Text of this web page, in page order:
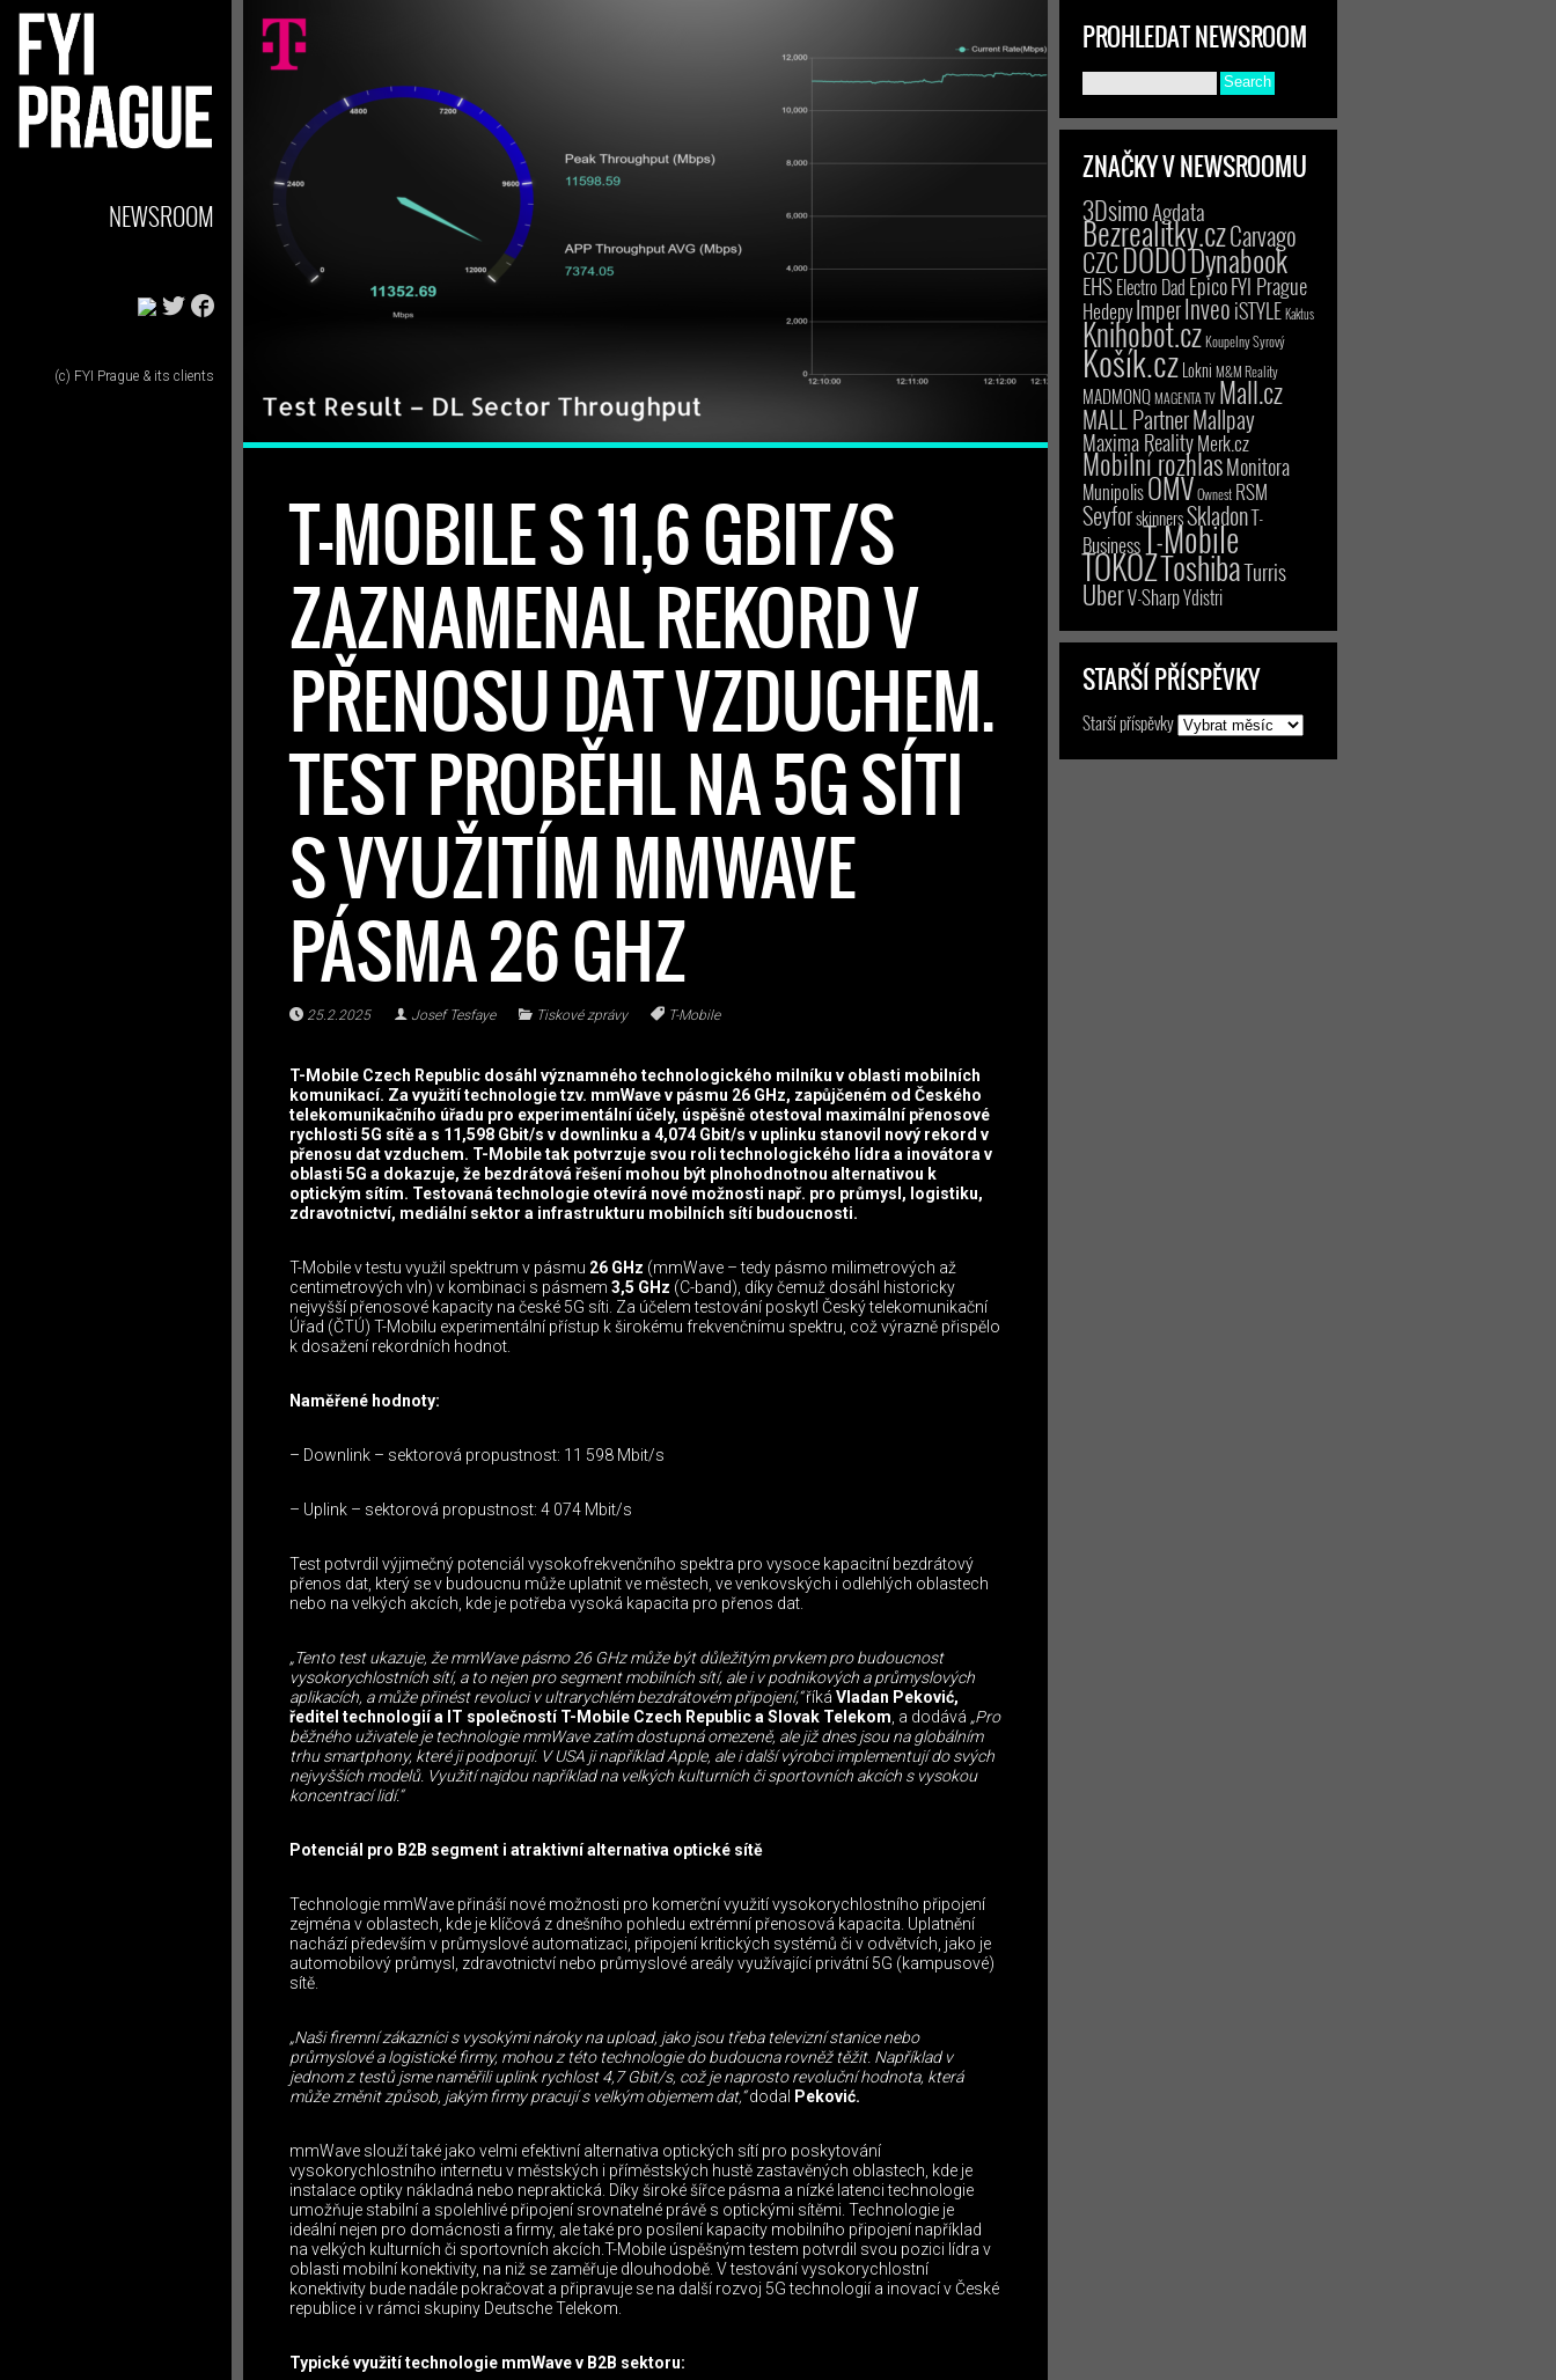
NEWSROOM
(c) FYI Prague & its clients
T-MOBILE S 11,6 GBIT/S
ZAZNAMENAL REKORD V
PŘENOSU DAT VZDUCHEM.
TEST PROBĚHL NA 5G SÍTI
S VYUŽITÍM MMWAVE
PÁSMA 26 GHZ
25.2.2025 Josef Tesfaye Tiskové zprávy T-Mobile
T-Mobile Czech Republic dosáhl významného technologického milníku v oblasti mobilních
komunikací. Za využití technologie tzv. mmWave v pásmu 26 GHz, zapůjčeném od Českého
telekomunikačního úřadu pro experimentální účely, úspěšně otestoval maximální přenosové
rychlosti 5G sítě a s 11,598 Gbit/s v downlinku a 4,074 Gbit/s v uplinku stanovil nový rekord v
přenosu dat vzduchem. T-Mobile tak potvrzuje svou roli technologického lídra a inovátora v
oblasti 5G a dokazuje, že bezdrátová řešení mohou být plnohodnotnou alternativou k
optickým sítím. Testovaná technologie otevírá nové možnosti např. pro průmysl, logistiku,
zdravotnictví, mediální sektor a infrastrukturu mobilních sítí budoucnosti.
T-Mobile v testu využil spektrum v pásmu 26 GHz (mmWave – tedy pásmo milimetrových až
centimetrových vln) v kombinaci s pásmem 3,5 GHz (C-band), díky čemuž dosáhl historicky
nejvyšší přenosové kapacity na české 5G síti. Za účelem testování poskytl Český telekomunikační
Úřad (ČTÚ) T-Mobilu experimentální přístup k širokému frekvenčnímu spektru, což výrazně přispělo
k dosažení rekordních hodnot.
Naměřené hodnoty:
– Downlink – sektorová propustnost: 11 598 Mbit/s
– Uplink – sektorová propustnost: 4 074 Mbit/s
Test potvrdil výjimečný potenciál vysokofrekvenčního spektra pro vysoce kapacitní bezdrátový
přenos dat, který se v budoucnu může uplatnit ve městech, ve venkovských i odlehlých oblastech
nebo na velkých akcích, kde je potřeba vysoká kapacita pro přenos dat.
„Tento test ukazuje, že mmWave pásmo 26 GHz může být důležitým prvkem pro budoucnost
vysokorychlostních sítí, a to nejen pro segment mobilních sítí, ale i v podnikových a průmyslových
aplikacích, a může přinést revoluci v ultrarychlém bezdrátovém připojení,“říká Vladan Peković,
ředitel technologií a IT společností T-Mobile Czech Republic a Slovak Telekom , a dodává „Pro
běžného uživatele je technologie mmWave zatím dostupná omezeně, ale již dnes jsou na globálním
trhu smartphony, které ji podporují. V USA ji například Apple, ale i další výrobci implementují do svých
nejvyšších modelů. Využití najdou například na velkých kulturních či sportovních akcích s vysokou
koncentrací lidí.“
Potenciál pro B2B segment i atraktivní alternativa optické sítě
Technologie mmWave přináší nové možnosti pro komerční využití vysokorychlostního připojení
zejména v oblastech, kde je klíčová z dnešního pohledu extrémní přenosová kapacita. Uplatnění
nachází především v průmyslové automatizaci, připojení kritických systémů či v odvětvích, jako je
automobilový průmysl, zdravotnictví nebo průmyslové areály využívající privátní 5G (kampusové)
sítě.
„Naši firemní zákazníci s vysokými nároky na upload, jako jsou třeba televizní stanice nebo
průmyslové a logistické firmy, mohou z této technologie do budoucna rovněž těžit. Například v
jednom z testů jsme naměřili uplink rychlost 4,7 Gbit/s, což je naprosto revoluční hodnota, která
může změnit způsob, jakým firmy pracují s velkým objemem dat,“dodal Peković.
mmWave slouží také jako velmi efektivní alternativa optických sítí pro poskytování
vysokorychlostního internetu v městských i příměstských hustě zastavěných oblastech, kde je
instalace optiky nákladná nebo nepraktická. Díky široké šířce pásma a nízké latenci technologie
umožňuje stabilní a spolehlivé připojení srovnatelné právě s optickými sítěmi. Technologie je
ideální nejen pro domácnosti a firmy, ale také pro posílení kapacity mobilního připojení například
na velkých kulturních či sportovních akcích.T-Mobile úspěšným testem potvrdil svou pozici lídra v
oblasti mobilní konektivity, na niž se zaměřuje dlouhodobě. V testování vysokorychlostní
konektivity bude nadále pokračovat a připravuje se na další rozvoj 5G technologií a inovací v České
republice i v rámci skupiny Deutsche Telekom.
Typické využití technologie mmWave v B2B sektoru:
PROHLEDAT NEWSROOM
ZNAČKY V NEWSROOMU
3DsimoAgdata
Bezrealitky.czCarvago
CZCDODODynabook
EHSElectro Dad EpicoFYI Prague
HedepyImperInveoiSTYLEKaktus
Knihobot.czKoupelny Syrový
Košík.czLokni M&M Reality
MADMONQMAGENTA TV Mall.cz
MALL PartnerMallpay
Maxima RealityMerk.cz
Mobilní rozhlasMonitora
MunipolisOMVOwnest RSM
SeyforskinnersSkladonT-
BusinessT-Mobile
TOKOZToshibaTurris
UberV-SharpYdistri
STARŠÍ PŘÍSPĚVKY
Starší příspěvky